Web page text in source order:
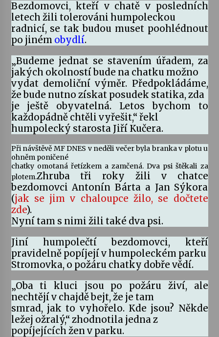
Votavžatský ploty
23. 7. 2026
Letní koncerty ve Stromovce: Rufus Miller
22. 7. 2026
Vysočinka
17. 7. 2026
Ozvěny prázdnin
Za kulturou kousek za Humpolec. V Želivě ožije
odkaz Josefa Čapka
Varhanní recitál Michala Novenka v Klášteře
Želiv
3. 7. 2026
Petr Adamec – Malovaný svět
30. 6. 2026
Bezdomovci, kteří v chatě v posledních
letech žili tolerováni humpoleckou
radnicí, se tak budou muset poohlédnout
po jiném obydlí.
„Budeme jednat se stavením úřadem, za
jakých okolností bude na chatku možno
vydat demoliční výměr. Předpokládáme,
že bude nutno získat posudek statika, zda
je ještě obyvatelná. Letos bychom to
každopádně chtěli vyřešit,“ řekl
humpolecký starosta Jiří Kučera.
Při návštěvě MF DNES v neděli večer byla branka v plotu u
ohněm poničené
chatky omotaná řetízkem a zamčená. Dva psi štěkali za
plotem.Zhruba tři roky žili v chatce
bezdomovci Antonín Bárta a Jan Sýkora
(jak se jim v chaloupce žilo, se dočtete
zde).
Nyní tam s nimi žili také dva psi.
Jiní humpolečtí bezdomovci, kteří
pravidelně popíjejí v humpoleckém parku
Stromovka, o požáru chatky dobře vědí.
„Oba ti kluci jsou po požáru živí, ale
nechtějí v chajdě bejt, že je tam
smrad, jak to vyhořelo. Kde jsou? Někde
ležej ožralý,“ zhodnotila jedna z
popíjejících žen v parku.